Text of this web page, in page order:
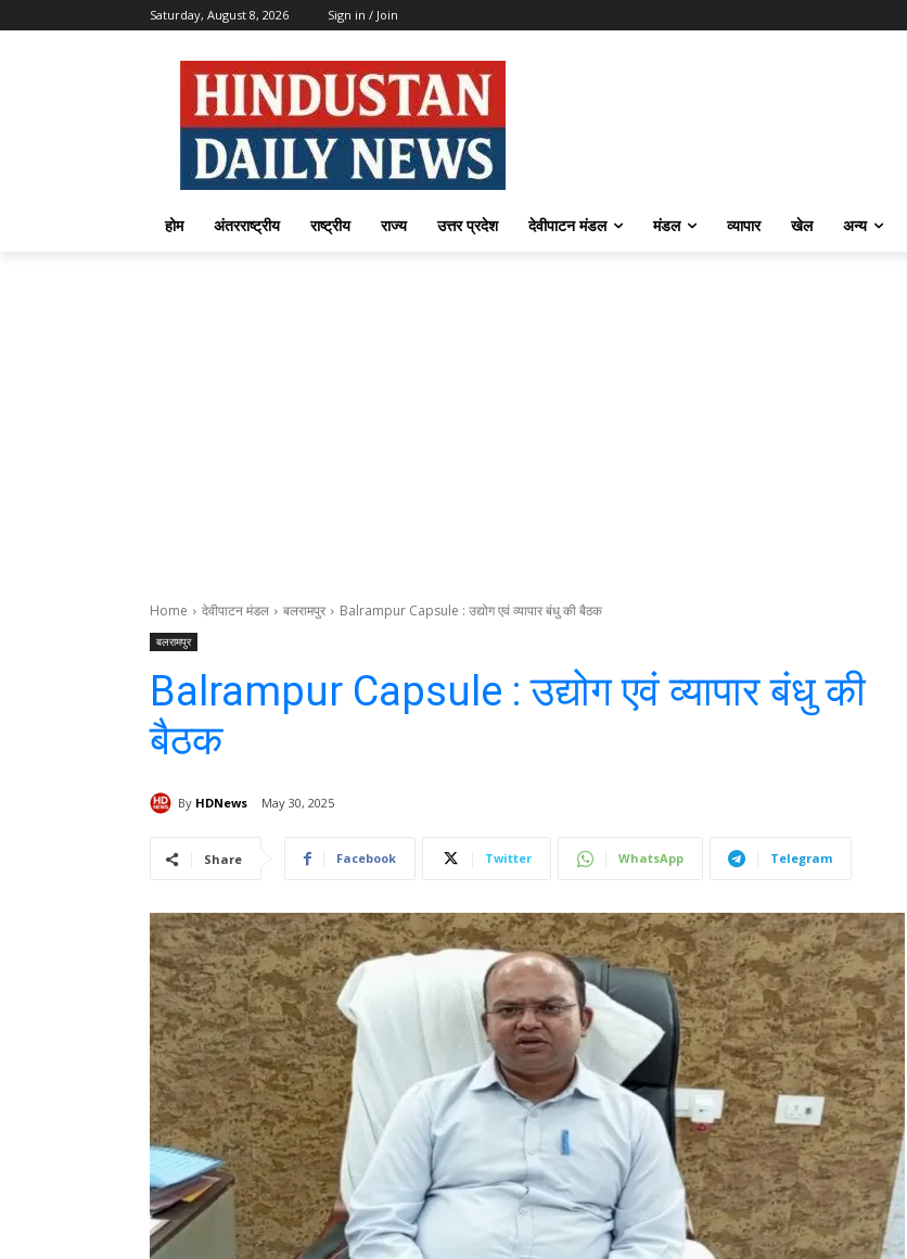
Saturday, August 8, 2026 Sign in / Join
होम अंतरराष्ट्रीय राष्ट्रीय राज्य उत्तर प्रदेश देवीपाटन मंडल मंडल व्यापार खेल अन्य
Home देवीपाटन मंडल बलरामपुर Balrampur Capsule : उद्योग एवं व्यापार बंधु की बैठक
बलरामपुर
Balrampur Capsule : उद्योग एवं व्यापार बंधु की
बैठक
By HDNews May 30, 2025
Share Facebook Twitter WhatsApp Telegram